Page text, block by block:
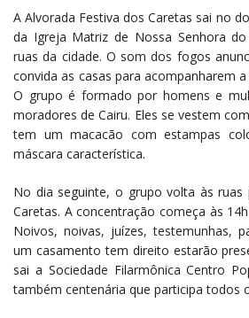
A Alvorada Festiva dos Caretas sai no
da Igreja Matriz de Nossa Senhora
ruas da cidade. O som dos fogos
convida as casas para acompanharem
O grupo é formado por homens e
moradores de Cairu. Eles se vestem
tem um macacão com estampas
máscara característica.
No dia seguinte, o grupo volta às ruas
Caretas. A concentração começa às
Noivos, noivas, juízes, testemunhas,
um casamento tem direito estarão
sai a Sociedade Filarmônica Centro
também centenária que participa todos